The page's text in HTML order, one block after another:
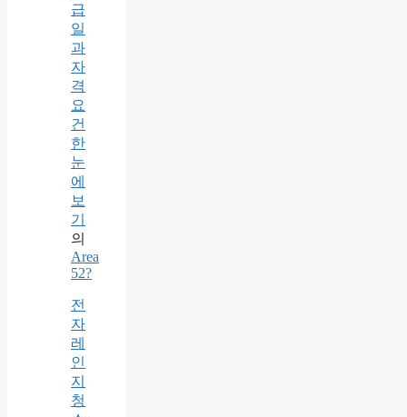
급
일
과
자
격
요
건
한
눈
에
보
기
의
Area
52?
전
자
레
인
지
청